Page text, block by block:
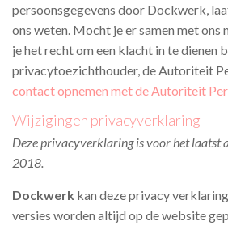
persoonsgegevens door Dockwerk,
ons weten. Mocht je er samen met ons
je het recht om een klacht in te dienen
privacytoezichthouder, de Autoriteit
contact opnemen met de Autoriteit
Wijzigingen privacyverklaring
Deze privacyverklaring is voor het laatst
2018.
Dockwerk kan deze privacy
versies worden altijd op de website